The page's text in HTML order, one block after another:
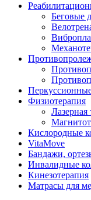
Беговые
Физиотерапия
Лазерная
Кислородные
VitaMove
Бандажи,
Инвалидные
Кинезотерапия
Матрасы для